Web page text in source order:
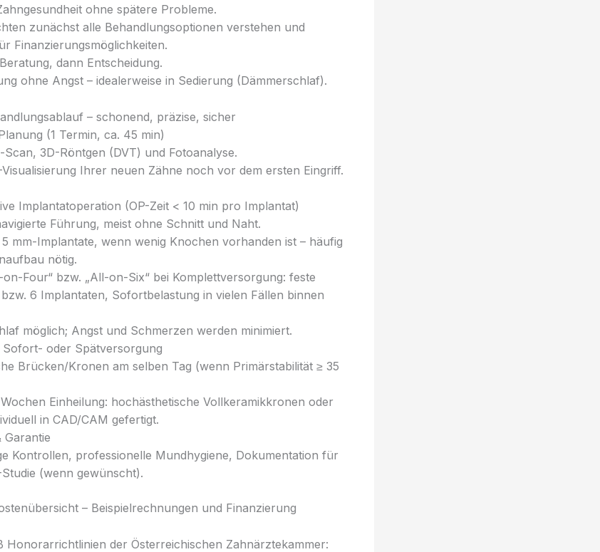
ohne spätere Probleme.
zunächst alle Behandlungsoptionen verstehen und
Finanzierungsmöglichkeiten.
dann Entscheidung.
ohne Angst – idealerweise in Sedierung (Dämmerschlaf).
– schonend, präzise, sicher
(1 Termin, ca. 45 min)
3D-Röntgen (DVT) und Fotoanalyse.
Ihrer neuen Zähne noch vor dem ersten Eingriff.
Implantatoperation (OP-Zeit < 10 min pro Implantat)
Führung, meist ohne Schnitt und Naht.
mm-Implantate, wenn wenig Knochen vorhanden ist – häufig
nötig.
on-Four“ bzw. „All-on-Six“ bei Komplettversorgung: feste
6 Implantaten, Sofortbelastung in vielen Fällen binnen
möglich; Angst und Schmerzen werden minimiert.
Sofort- oder Spätversorgung
Brücken/Kronen am selben Tag (wenn Primärstabilität ≥ 35
Einheilung: hochästhetische Vollkeramikkronen oder
in CAD/CAM gefertigt.
Garantie
Kontrollen, professionelle Mundhygiene, Dokumentation für
Studie (wenn gewünscht).
– Beispielrechnungen und Finanzierung
Honorarrichtlinien der Österreichischen Zahnärztekammer: